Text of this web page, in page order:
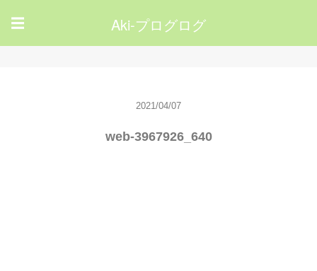
☰ Aki-プログログ
2021/04/07
web-3967926_640